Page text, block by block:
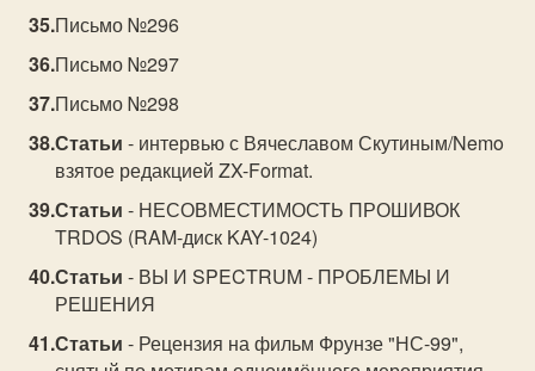
Письмо №296
Письмо №297
Письмо №298
Статьи - интервью с Вячеславом Скутиным/Nemo
взятое редакцией ZX-Format.
Статьи - НЕСОВМЕСТИМОСТЬ ПРОШИВОК
TRDOS (RAM-диск KAY-1024)
Статьи - ВЫ И SPECTRUM - ПРОБЛЕМЫ И
РЕШЕНИЯ
Статьи - Рецензия на фильм Фрунзе "НС-99",